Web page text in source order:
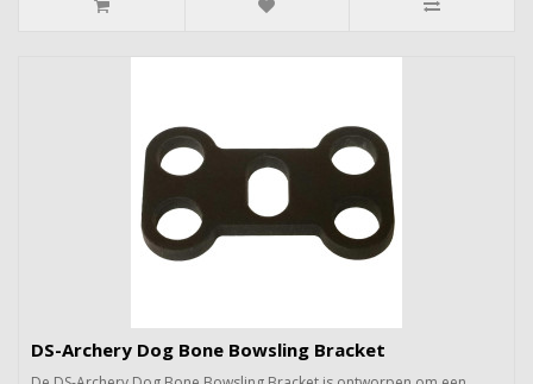
DS-Archery Dog Bone Bowsling Bracket